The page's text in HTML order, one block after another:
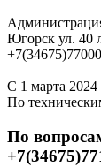
Югорск ул. 40
+7(34675)77000
С 1 марта
По
По